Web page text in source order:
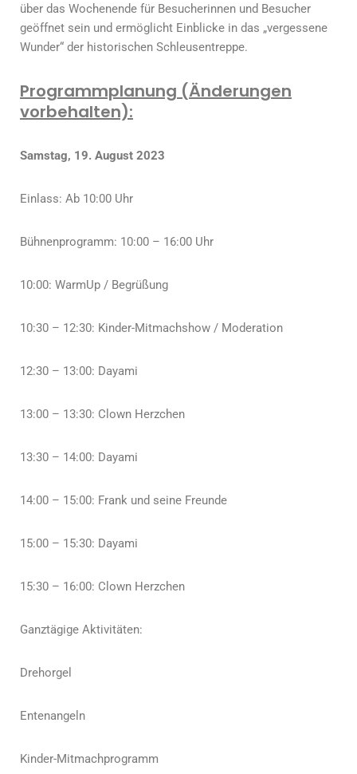
über das Wochenende für Besucherinnen und Besucher
geöffnet sein und ermöglicht Einblicke in das „vergessene
Wunder“ der historischen Schleusentreppe.
Programmplanung (Änderungen
vorbehalten):
Samstag, 19. August 2023
Einlass: Ab 10:00 Uhr
Bühnenprogramm: 10:00 – 16:00 Uhr
10:00: WarmUp / Begrüßung
10:30 – 12:30: Kinder-Mitmachshow / Moderation
12:30 – 13:00: Dayami
13:00 – 13:30: Clown Herzchen
13:30 – 14:00: Dayami
14:00 – 15:00: Frank und seine Freunde
15:00 – 15:30: Dayami
15:30 – 16:00: Clown Herzchen
Ganztägige Aktivitäten:
Drehorgel
Entenangeln
Kinder-Mitmachprogramm